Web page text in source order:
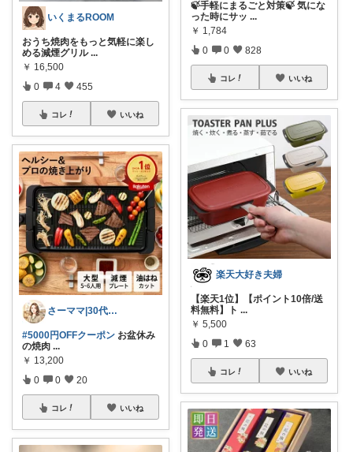
いくまるROOM
おうち焼肉をもっと気軽に楽し
める減煙グリル ...
￥ 16,500
0 4 455
コレ いいね
さーママ|30代小2女児ママ🎀
#5000円OFFクーポン お盆休み
の焼肉 ...
￥ 13,200
0 0 20
コレ いいね
🍃手軽にまるごと対策🍃 気にな
った時にサッ ...
￥ 1,784
0 0 828
コレ いいね
楽天大好き夫婦
【楽天1位】【ポイント10倍/送
料無料】ト ...
￥ 5,500
0 1 63
コレ いいね